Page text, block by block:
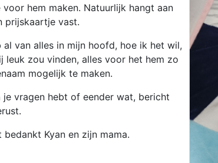
voor hem maken. Natuurlijk hangt aan
prijskaartje vast.
al van alles in mijn hoofd, hoe ik het wil,
leuk zou vinden, alles voor het hem zo
mogelijk te maken.
je vragen hebt of eender wat, bericht
bedankt Kyan en zijn mama.